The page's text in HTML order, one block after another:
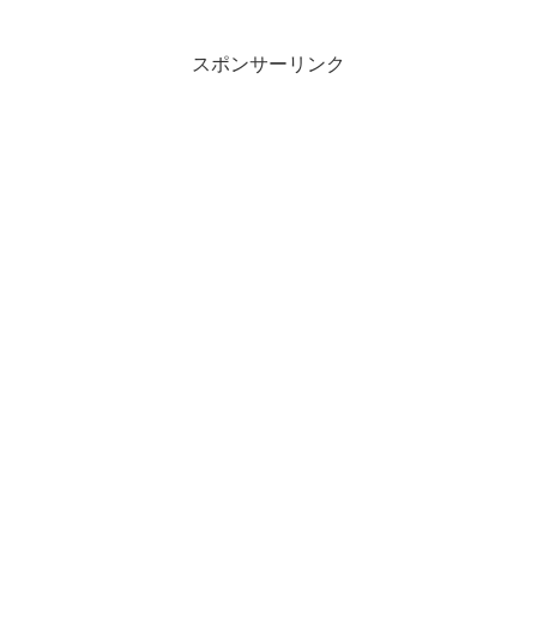
スポンサーリンク